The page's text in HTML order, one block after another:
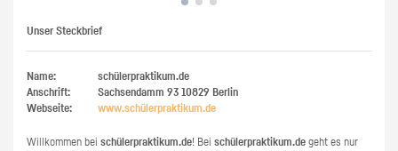
Unser Steckbrief
Name:
schülerpraktikum.de
Anschrift:
Sachsendamm 93 10829 Berlin
Webseite:
www.​schüler​prak​tiku​m.​de
Will­kom­men bei schü­ler­prak­ti­kum.de! Bei schü­ler­prak­ti­kum.de geht es nur